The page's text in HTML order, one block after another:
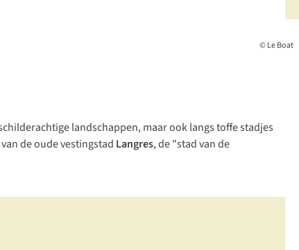
© Le Boat
landschappen, maar ook langs toffe stadjes
van de oude vestingstad Langres, de "stad van de